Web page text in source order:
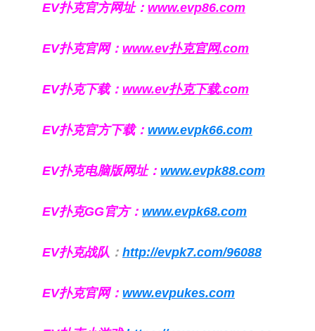
EV扑克官方网址： www.evp86.com
EV扑克官网： www.ev扑克官网.com
EV扑克下载： www.ev扑克下载.com
EV扑克官方下载： www.evpk66.com
EV扑克电脑版网址： www.evpk88.com
EV扑克GG官方： www.evpk68.com
EV扑克战队 ： http://evpk7.com/96088
EV扑克官网： www.evpukes.com